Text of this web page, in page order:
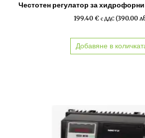
Честотен регулатор за
199.40 € с ДДС (390.00
Добавяне в